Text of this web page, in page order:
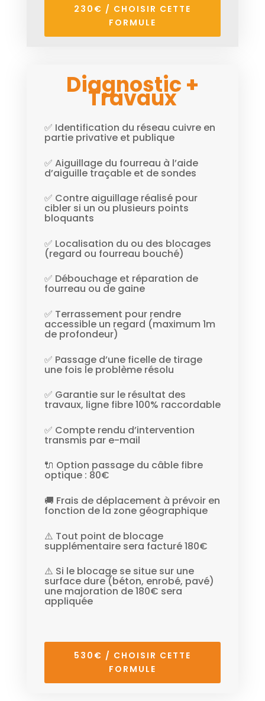
230€ / CHOISIR CETTE
FORMULE
Diagnostic +
Travaux
✅ Identification du réseau cuivre en
partie privative et publique
✅ Aiguillage du fourreau à l’aide
d’aiguille traçable et de sondes
✅ Contre aiguillage réalisé pour
cibler si un ou plusieurs points
bloquants
✅ Localisation du ou des blocages
(regard ou fourreau bouché)
✅ Débouchage et réparation de
fourreau ou de gaine
✅ Terrassement pour rendre
accessible un regard (maximum 1m
de profondeur)
✅ Passage d’une ficelle de tirage
une fois le problème résolu
✅ Garantie sur le résultat des
travaux, ligne fibre 100% raccordable
✅ Compte rendu d’intervention
transmis par e-mail
🔌 Option passage du câble fibre
optique : 80€
🚚 Frais de déplacement à prévoir en
fonction de la zone géographique
⚠️ Tout point de blocage
supplémentaire sera facturé 180€
⚠️ Si le blocage se situe sur une
surface dure (béton, enrobé, pavé)
une majoration de 180€ sera
appliquée
530€ / CHOISIR CETTE
FORMULE